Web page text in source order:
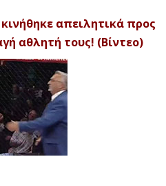
απειλητικά προς
αθλητή τους! (Βίντεο)